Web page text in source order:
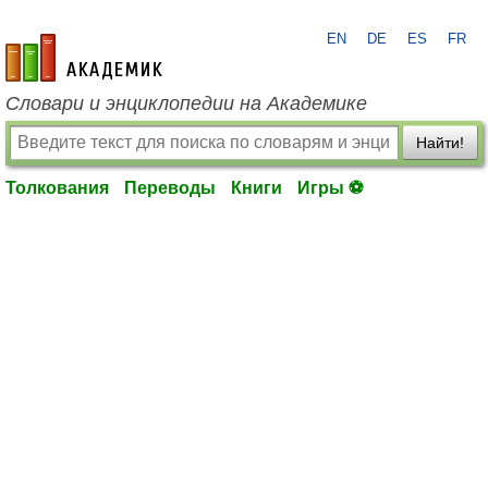
academic.ru
EN DE ES FR
Словари и энциклопедии на Академике
Найти!
Толкования Переводы Книги Игры ⚽